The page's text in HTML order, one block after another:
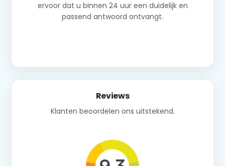
ervoor dat u binnen 24 uur een duidelijk en
passend antwoord ontvangt.
Reviews
Klanten beoordelen ons uitstekend.